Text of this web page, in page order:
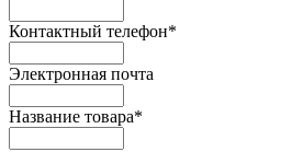
Контактный телефон*
Электронная почта
Название товара*